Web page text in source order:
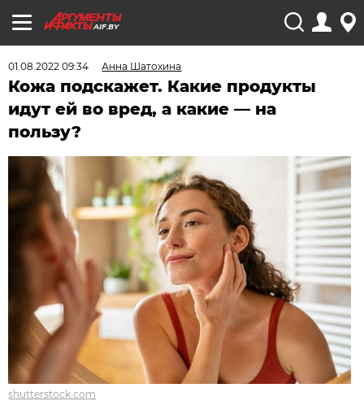
AIF.BY
01.08.2022 09:34 Анна Шатохина
Кожа подскажет. Какие продукты
идут ей во вред, а какие — на
пользу?
shutterstock.com